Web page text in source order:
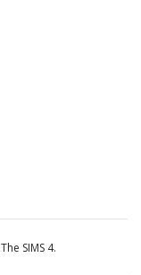
The SIMS 4.